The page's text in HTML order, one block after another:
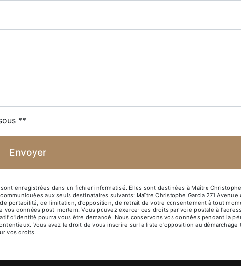
**
Envoyer
enregistrées dans un fichier informatisé. Elles sont destinées à Maître
aux seuls destinataires suivants: Maître Christophe Garcia 271 Avenue
portabilité, de limitation, d’opposition, de retrait de votre consentement à tout
données post-mortem. Vous pouvez exercer ces droits par voie postale à
d'identité pourra vous être demandé. Nous conservons vos données pendant la
Vous avez le droit de vous inscrire sur la liste d'opposition au démarchage
vos droits.